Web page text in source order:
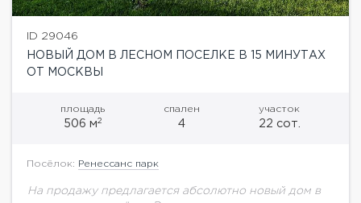
ID 29046
НОВЫЙ ДОМ В ЛЕСНОМ ПОСЕЛКЕ В 15 МИНУТАХ
ОТ МОСКВЫ
площадь
506 м2
спален
4
участок
22 сот.
Посёлок: Ренессанс парк
На продажу предлагается абсолютно новый дом в